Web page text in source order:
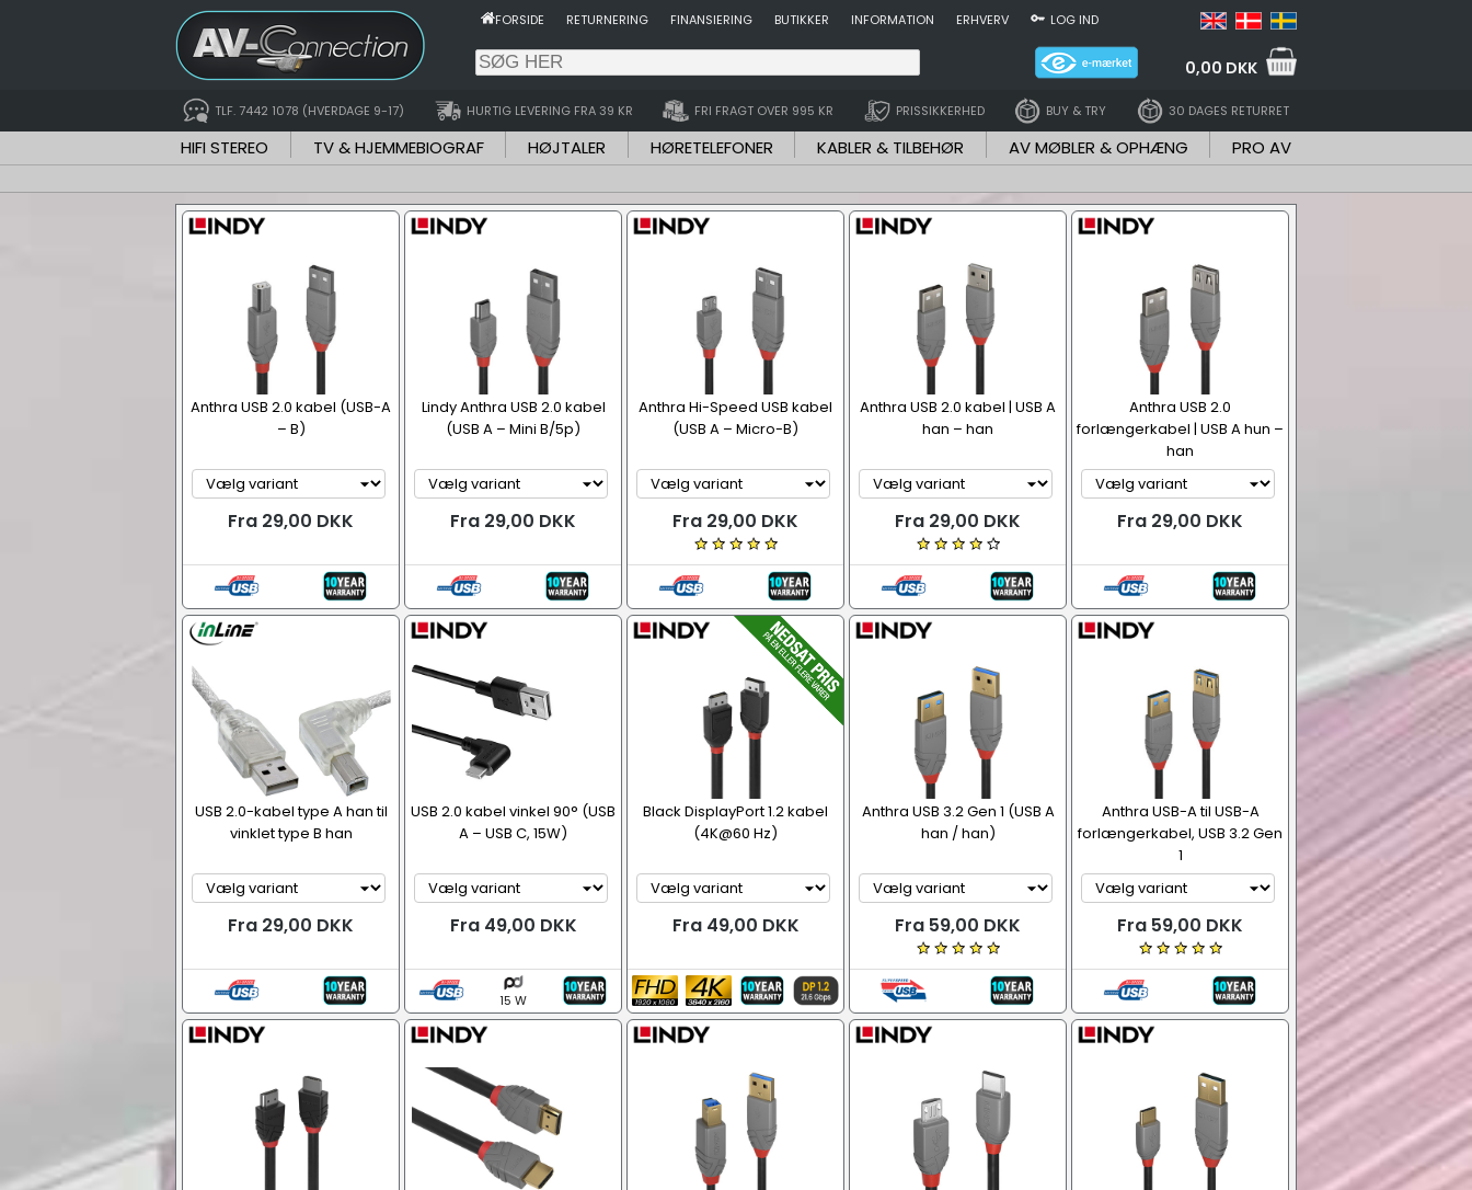
FORSIDE RETURNERING FINANSIERING BUTIKKER INFORMATION ERHVERV LOG IND
0,00 DKK
TLF. 7442 1078 (HVERDAGE 9-17) HURTIG LEVERING FRA 39 KR FRI FRAGT OVER 995 KR PRISSIKKERHED BUY & TRY 30 DAGES RETURRET
HIFI STEREO TV & HJEMMEBIOGRAF HØJTALER HØRETELEFONER KABLER & TILBEHØR AV MØBLER & OPHÆNG PRO AV
Anthra USB 2.0 kabel (USB-A
– B)
Fra 29,00 DKK
Lindy Anthra USB 2.0 kabel
(USB A – Mini B/5p)
Fra 29,00 DKK
Anthra Hi-Speed USB kabel
(USB A – Micro-B)
Fra 29,00 DKK
Anthra USB 2.0 kabel | USB A
han – han
Fra 29,00 DKK
Anthra USB 2.0
forlængerkabel | USB A hun –
han
Fra 29,00 DKK
USB 2.0-kabel type A han til
vinklet type B han
Fra 29,00 DKK
USB 2.0 kabel vinkel 90° (USB
A – USB C, 15W)
Fra 49,00 DKK
15 W
Black DisplayPort 1.2 kabel
(4K@60 Hz)
Fra 49,00 DKK
Anthra USB 3.2 Gen 1 (USB A
han / han)
Fra 59,00 DKK
Anthra USB-A til USB-A
forlængerkabel, USB 3.2 Gen
1
Fra 59,00 DKK